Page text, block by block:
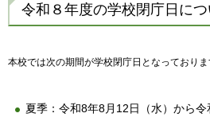
令和８年度の学校閉庁日につ
本校では次の期間が学校閉庁日となっておりま
夏季：令和8年8月12日（水）から令